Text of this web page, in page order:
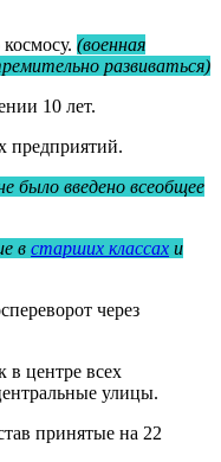
(военная
развиваться)
10 лет.
предприятий.
было введено всеобщее
в старших классах и
через
центре всех
улицы.
принятые на 22